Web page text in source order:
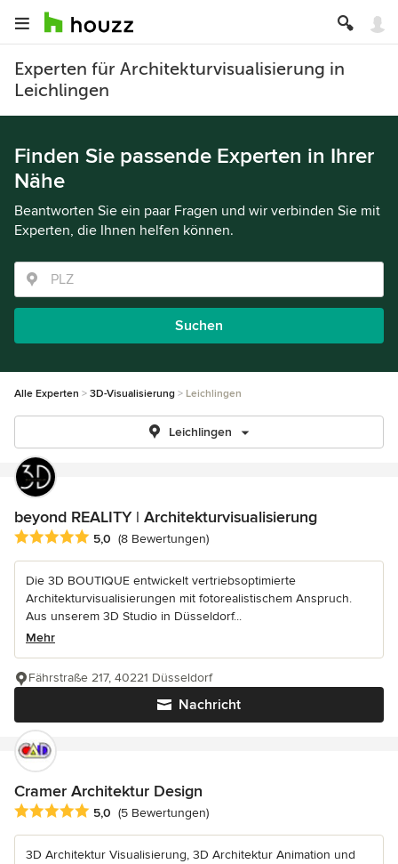
Experten für Architekturvisualisierung in
Leichlingen
Finden Sie passende Experten in Ihrer
Nähe
Beantworten Sie ein paar Fragen und wir verbinden Sie mit
Experten, die Ihnen helfen können.
Suchen
Alle Experten 3D-Visualisierung Leichlingen
Leichlingen
beyond REALITY | Architekturvisualisierung
Durchschnittliche Bewertung: 5 von 5 Sternen
5,0 (8 Bewertungen)
Die 3D BOUTIQUE entwickelt vertriebsoptimierte
Architekturvisualisierungen mit fotorealistischem Anspruch.
Aus unserem 3D Studio in Düsseldorf...
Mehr
Nachricht
Fährstraße 217, 40221 Düsseldorf
Cramer Architektur Design
Durchschnittliche Bewertung: 5 von 5 Sternen
5,0 (5 Bewertungen)
3D Architektur Visualisierung, 3D Architektur Animation und